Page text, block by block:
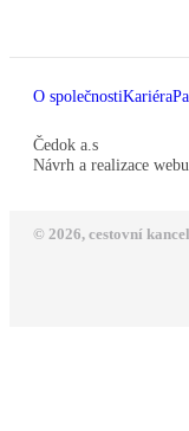
O společnostiKariéra
Čedok a.s
Návrh a realizace webu
© 2026, cestovní